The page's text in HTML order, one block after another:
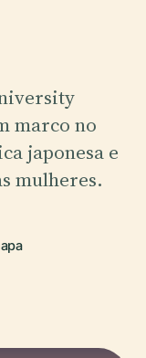
marco no
japonesa e
mulheres.